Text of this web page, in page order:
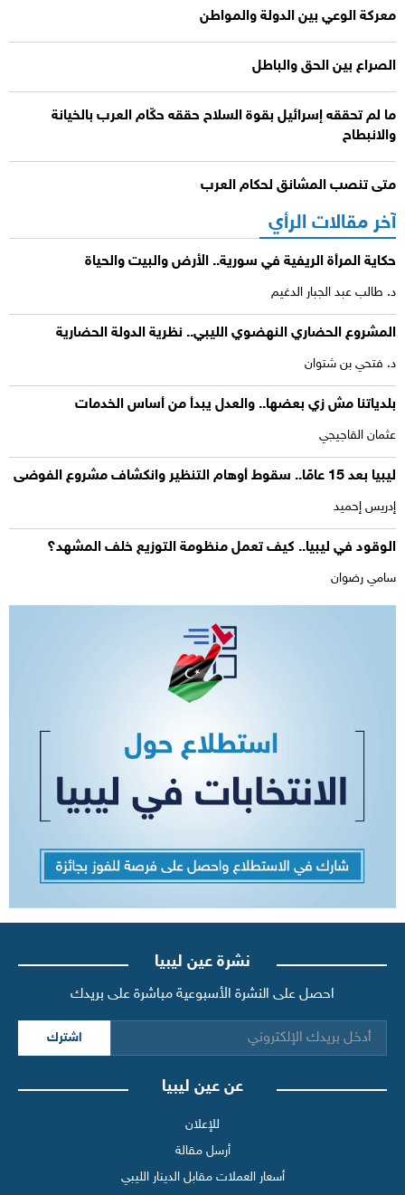
معركة الوعي بين الدولة والمواطن
الصراع بين الحق والباطل
ما لم تحققه إسرائيل بقوة السلاح حققه حكّام العرب بالخيانة
والانبطاح
متى تنصب المشانق لحكام العرب
آخر مقالات الرأي
حكاية المرأة الريفية في سورية.. الأرض والبيت والحياة
د. طالب عبد الجبار الدغيم
المشروع الحضاري النهضوي الليبي.. نظرية الدولة الحضارية
د. فتحي بن شتوان
بلدياتنا مش زي بعضها.. والعدل يبدأ من أساس الخدمات
عثمان القاجيجي
ليبيا بعد 15 عامًا.. سقوط أوهام التنظير وانكشاف مشروع الفوضى
إدريس إحميد
الوقود في ليبيا.. كيف تعمل منظومة التوزيع خلف المشهد؟
سامي رضوان
نشرة عين ليبيا
احصل على النشرة الأسبوعية مباشرة على بريدك
اشترك
عن عين ليبيا
للإعلان
أرسل مقالة
أسعار العملات مقابل الدينار الليبي